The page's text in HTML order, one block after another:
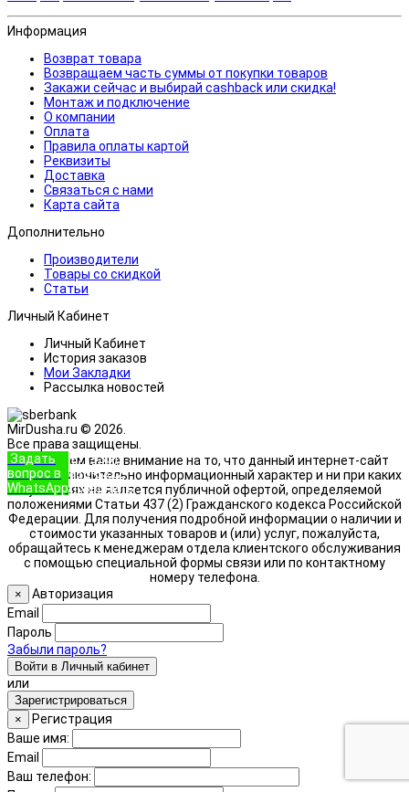
Информация
Возврат товара
Возвращаем часть суммы от покупки товаров
Закажи сейчас и выбирай cashback или скидка!
Монтаж и подключение
О компании
Оплата
Правила оплаты картой
Реквизиты
Доставка
Связаться с нами
Карта сайта
Дополнительно
Производители
Товары со скидкой
Статьи
Личный Кабинет
Личный Кабинет
История заказов
Мои Закладки
Рассылка новостей
MirDusha.ru © 2026.
Все права защищены.
Обращаем ваше внимание на то, что данный интернет-сайт
носит исключительно информационный характер и ни при каких
условиях не является публичной офертой, определяемой
положениями Статьи 437 (2) Гражданского кодекса Российской
Федерации. Для получения подробной информации о наличии и
стоимости указанных товаров и (или) услуг, пожалуйста,
обращайтесь к менеджерам отдела клиентского обслуживания
с помощью специальной формы связи или по контактному
номеру телефона.
Задать
вопрос в
WhatsApp
+7 (933)
888-8322
Позвонить
×
Авторизация
Email
Пароль
Забыли пароль?
Войти в Личный кабинет
или
Зарегистрироваться
×
Регистрация
Ваше имя:
Email
Ваш телефон: